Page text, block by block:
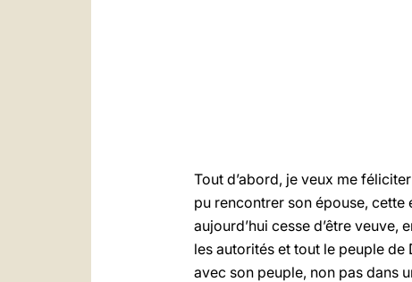
Tout d’abord, je veux me
pu rencontrer son épouse,
aujourd’hui cesse d’être
les autorités et tout le peuple de
avec son peuple, non pas dans